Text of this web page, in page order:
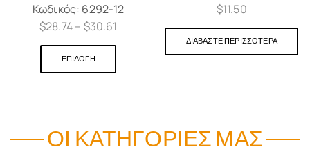
Κωδικός: 6292-12
$28.74– $30.61
ΕΠΙΛΟΓΉ
$11.50
ΔΙΑΒΆΣΤΕ ΠΕΡΙΣΣΌΤΕΡΑ
ΟΙ ΚΑΤΗΓΟΡΊΕΣ ΜΑΣ